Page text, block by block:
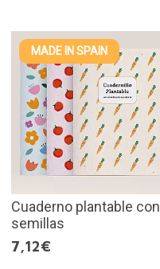
MADE IN SPAIN
Cuaderno plantable con
semillas
7,12€